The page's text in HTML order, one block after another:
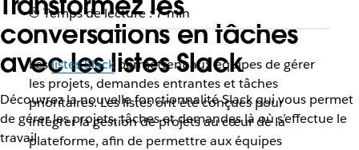
conversations en tâches
avec les listes Slack
Découvrez la nouvelle fonctionnalité Slack qui vous permet
de gérer les projets, tâches et demandes là où s’effectue le
travail
Temps de lecture : 7 min
Leslistes Slackpermettent aux équipes de gérer
les projets, demandes entrantes et tâches
prioritaires. Les listes ont été conçues pour
intégrer la gestion de projets au cœur de la
plateforme, afin de permettre aux équipes